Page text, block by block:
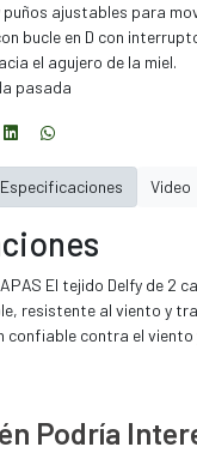
ajustables para
bucle en D con
el agujero de la miel.
pasada
El tejido Delfy de 2
resistente al viento y
confiable contra el viento
Especificaciones Video
Podría